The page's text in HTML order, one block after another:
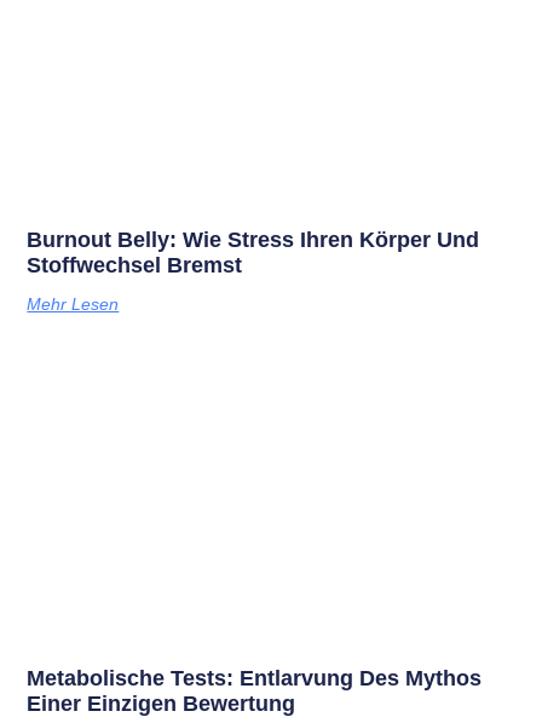
Burnout Belly: Wie Stress Ihren Körper Und
Stoffwechsel Bremst
Mehr Lesen
Metabolische Tests: Entlarvung Des Mythos
Einer Einzigen Bewertung